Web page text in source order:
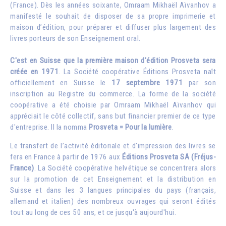
(France). Dès les années soixante, Omraam Mikhaël Aïvanhov a
manifesté le souhait de disposer de sa propre imprimerie et
maison d’édition, pour préparer et diffuser plus largement des
livres porteurs de son Enseignement oral.
C'est en Suisse que la première maison d'édition Prosveta sera
créée en 1971. La Société coopérative Éditions Prosveta naît
officiellement en Suisse le 17 septembre 1971 par son
inscription au Registre du commerce. La forme de la société
coopérative a été choisie par Omraam Mikhaël Aïvanhov qui
appréciait le côté collectif, sans but financier premier de ce type
d'entreprise. Il la nomma Prosveta = Pour la lumière.
Le transfert de l’activité éditoriale et d'impression des livres se
fera en France à partir de 1976 aux Éditions Prosveta SA (Fréjus-
France). La Société coopérative helvétique se concentrera alors
sur la promotion de cet Enseignement et la distribution en
Suisse et dans les 3 langues principales du pays (français,
allemand et italien) des nombreux ouvrages qui seront édités
tout au long de ces 50 ans, et ce jusqu'à aujourd'hui.